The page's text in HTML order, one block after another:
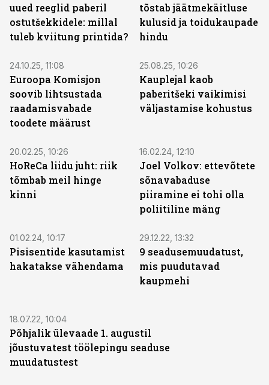
uued reeglid paberil
ostutšekkidele: millal
tuleb kviitung printida?
tõstab jäätmekäitluse
kulusid ja toidukaupade
hindu
24.10.25, 11:08
Euroopa Komisjon
soovib lihtsustada
raadamisvabade
toodete määrust
25.08.25, 10:26
Kauplejal kaob
paberitšeki vaikimisi
väljastamise kohustus
20.02.25, 10:26
HoReCa liidu juht: riik
tõmbab meil hinge
kinni
16.02.24, 12:10
Joel Volkov: ettevõtete
sõnavabaduse
piiramine ei tohi olla
poliitiline mäng
01.02.24, 10:17
Pisisentide kasutamist
hakatakse vähendama
29.12.22, 13:32
9 seadusemuudatust,
mis puudutavad
kaupmehi
18.07.22, 10:04
Põhjalik ülevaade 1. augustil
jõustuvatest töölepingu seaduse
muudatustest